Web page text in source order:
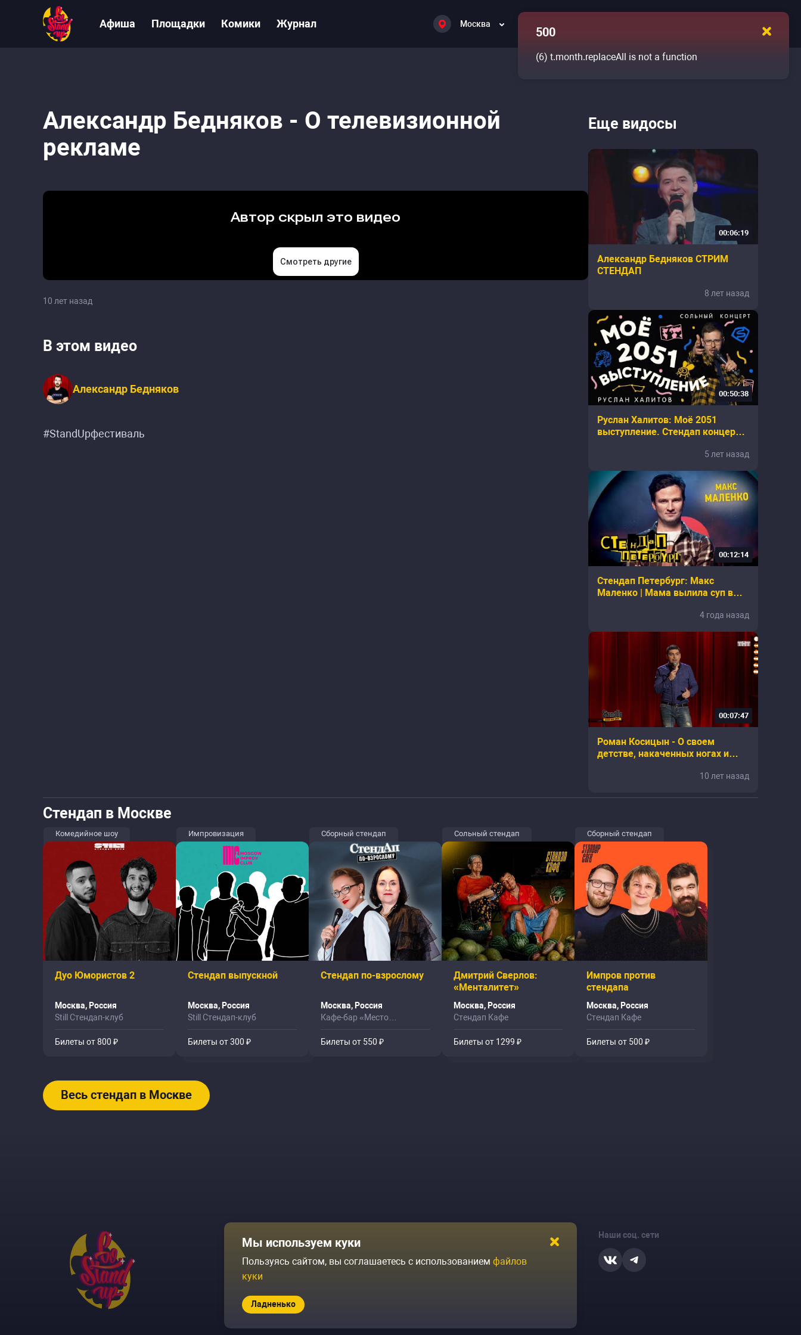
Афиша Площадки Комики Журнал Москва
Александр Бедняков - О телевизионной
рекламе
10 лет назад
В этом видео
Александр Бедняков
#StandUpфестиваль
Еще видосы
00:06:19
Александр Бедняков СТРИМ
СТЕНДАП
8 лет назад
00:50:38
Руслан Халитов: Моё 2051
выступление. Стендап концерт
5 лет назад
00:12:14
Стендап Петербург: Макс
Маленко | Мама вылила суп в
4 года назад
00:07:47
Роман Косицын - О своем
детстве, накаченных ногах и
10 лет назад
Стендап в Москве
Комедийное шоу
Дуо Юмористов 2
Москва, Россия
Still Стендап-клуб
Билеты от 800 ₽
Импровизация
Стендап выпускной
Москва, Россия
Still Стендап-клуб
Билеты от 300 ₽
Сборный стендап
Стендап по-взрослому
Москва, Россия
Кафе-бар «Место
Билеты от 550 ₽
Сольный стендап
Дмитрий Сверлов:
«Менталитет»
Москва, Россия
Стендап Кафе
Билеты от 1299 ₽
Сборный стендап
Импров против
стендапа
Москва, Россия
Стендап Кафе
Билеты от 500 ₽
Весь стендап в Москве
Площадки
Архив событий
Журнал Политика конфиденциальности
Наши соц. сети
500
(6) t.month.replaceAll is not a function
Мы используем куки
Пользуясь сайтом, вы соглашаетесь с использованием файлов
куки
Ладненько